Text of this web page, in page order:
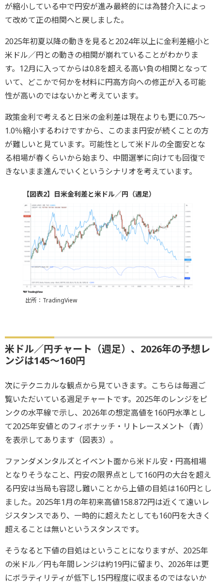
が縮小している中で円安が進み最終的には為替介入によっ
て改めて正の相関へと戻しました。
2025年初夏以降の動きを見ると2024年以上に金利差縮小と
米ドル／円との動きの相関が崩れていることがわかりま
す。12月に入ってからは0.8を超える高い負の相関となって
いて、どこかで何かを材料に円高方向への修正が入る可能
性が高いのではないかと考えています。
政策金利で考えると日米の金利差は現在よりも更に0.75～
1.0％縮小するわけですから、このまま円安が続くことの方
が難しいと見ています。可能性として米ドルの全面安とな
る相場が春くらいから始まり、中間選挙に向けても回復で
きないまま進んでいくというシナリオを考えています。
【図表2】日米金利差と米ドル／円（週足）
出所：TradingView
米ドル／円チャート（週足）、2026年の予想レ
ンジは145～160円
次にテクニカルな観点から見ていきます。こちらは毎週ご
覧いただいている週足チャートです。2025年のレンジをピ
ンクの水平線で示し、2026年の想定高値を160円水準とし
て2025年安値とのフィボナッチ・リトレースメント（青）
を表示してあります（図表3）。
ファンダメンタルズとイベント面から米ドル安・円高相場
となりそうなこと、円安の限界点として160円の大台を超え
る円安は当局も容認し難いことから上値の目処は160円とし
ました。2025年1月の年初来高値158.872円は近くて遠いレ
ジスタンスであり、一時的に超えたとしても160円を大きく
超えることは無いというスタンスです。
そうなると下値の目処はということになりますが、2025年
の米ドル／円も年間レンジは約19円に留まり、2026年は更
にボラティリティが低下し15円程度に収まるのではないか